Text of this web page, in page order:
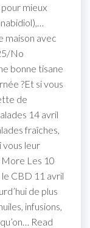
mieux
maison avec
No
bonne tisane
?Et si vous
de
14 avril
fraîches,
vous leur
Les 10
CBD 11 avril
de plus
infusions,
Read